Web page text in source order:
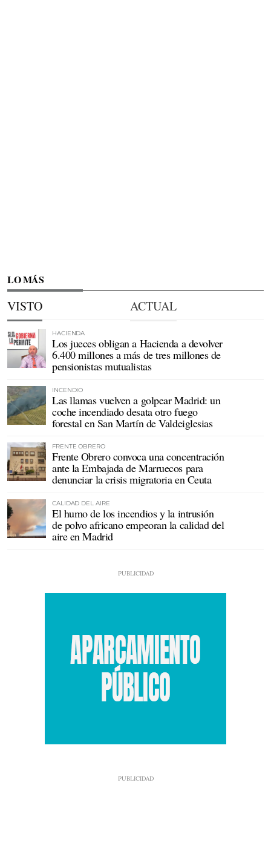
LO MÁS
VISTO ACTUAL
HACIENDA
Los jueces obligan a Hacienda a devolver
6.400 millones a más de tres millones de
pensionistas mutualistas
INCENDIO
Las llamas vuelven a golpear Madrid: un
coche incendiado desata otro fuego
forestal en San Martín de Valdeiglesias
FRENTE OBRERO
Frente Obrero convoca una concentración
ante la Embajada de Marruecos para
denunciar la crisis migratoria en Ceuta
CALIDAD DEL AIRE
El humo de los incendios y la intrusión
de polvo africano empeoran la calidad del
aire en Madrid